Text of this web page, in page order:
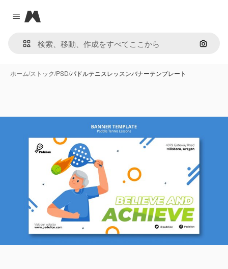
Close menu
Magnific
画像で
ホーム/ストック/PSD/パドルテニスレッスンバナーテンプレート